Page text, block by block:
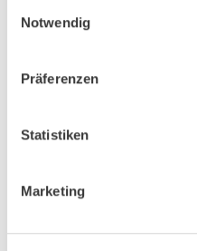
Notwendig
Präferenzen
Statistiken
Marketing
Herzchen-Druck